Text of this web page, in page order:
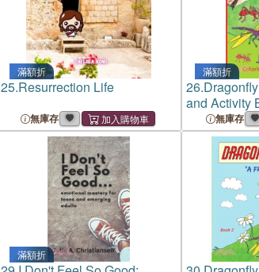
滿額折
25.Resurrection Life
無庫存
滿額折
26.
and Activity
無庫存
滿額折